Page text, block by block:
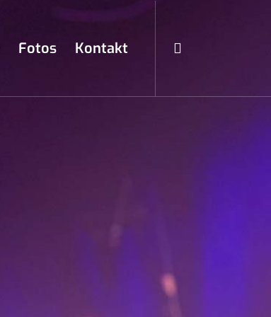
Fotos Kontakt